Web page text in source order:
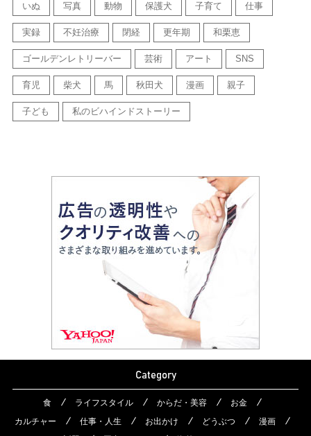
いぬ 写真 動物 保護犬 子育て 仕事
実録 不妊治療 閉経 更年期 和栗恵
ゴールデンレトリーバー 芸術 アート SNS
育児 柴犬 馬 秋田犬 漫画 親子
子ども 私のビハインドストーリー
Category
食 ライフスタイル からだ・美容
お金
カルチャー
仕事・人生 お出かけ どうぶつ
漫画